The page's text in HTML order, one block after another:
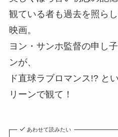
観ている者も過去を照ら
映画。
ヨン・サンホ監督の申し
ンが、
ド直球ラブロマンス!? と
リーンで観て！
あわせて読みたい